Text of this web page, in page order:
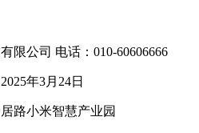
限公司 电话：010-60606666
年3月24日
路小米智慧产业园